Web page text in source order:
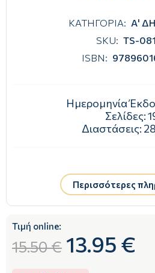
ΚΑΤΗΓΟΡΙΑ: Α'
SKU: TS-
ISBN:
Ημερομηνία
Σελίδες:
Διαστάσεις:
Περισσότερες
Τιμή online:
15.50 € 13.95 €